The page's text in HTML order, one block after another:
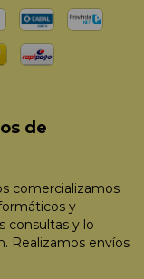
de
comercializamos
y
consultas y lo
Realizamos envíos